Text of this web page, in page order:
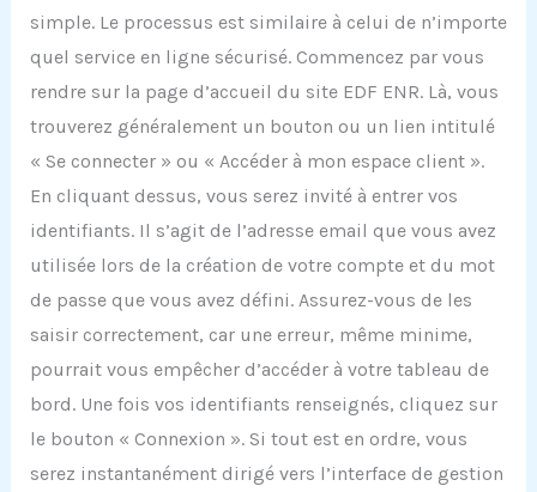
simple. Le processus est similaire à celui de n’importe
quel service en ligne sécurisé. Commencez par vous
rendre sur la page d’accueil du site EDF ENR. Là, vous
trouverez généralement un bouton ou un lien intitulé
« Se connecter » ou « Accéder à mon espace client ».
En cliquant dessus, vous serez invité à entrer vos
identifiants. Il s’agit de l’adresse email que vous avez
utilisée lors de la création de votre compte et du mot
de passe que vous avez défini. Assurez-vous de les
saisir correctement, car une erreur, même minime,
pourrait vous empêcher d’accéder à votre tableau de
bord. Une fois vos identifiants renseignés, cliquez sur
le bouton « Connexion ». Si tout est en ordre, vous
serez instantanément dirigé vers l’interface de gestion